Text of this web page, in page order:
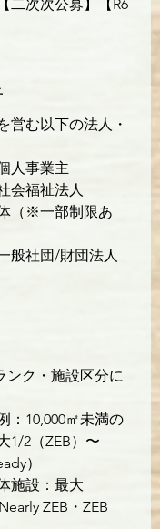
二次次公募】【R6
営む以下の法人・
人事業主
会福祉法人
（※一部制限あ
般社団/財団法人
ンク・施設区分に
：10,000㎡未満の
1/2（ZEB）〜
）
施設：最大
ZEB・ZEB